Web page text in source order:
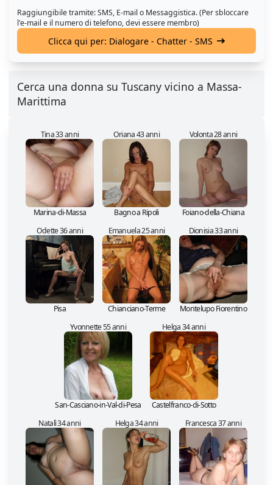
Raggiungibile tramite: SMS, E-mail o Messaggistica. (Per sbloccare
l'e-mail e il numero di telefono, devi essere membro)
Clicca qui per: Dialogare - Chatter - SMS
Cerca una donna su Tuscany vicino a Massa-
Marittima
Tina 33 anni
Marina-di-Massa
Oriana 43 anni
Bagno a Ripoli
Volonta 28 anni
Foiano-della-Chiana
Odette 36 anni
Pisa
Emanuela 25 anni
Chianciano-Terme
Dionisia 33 anni
Montelupo Fiorentino
Yvonnette 55 anni
San-Casciano-in-Val-di-Pesa
Helga 34 anni
Castelfranco-di-Sotto
Natalì 34 anni
Helga 34 anni Francesca 37 anni